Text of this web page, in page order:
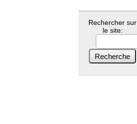
Rechercher sur
le site: